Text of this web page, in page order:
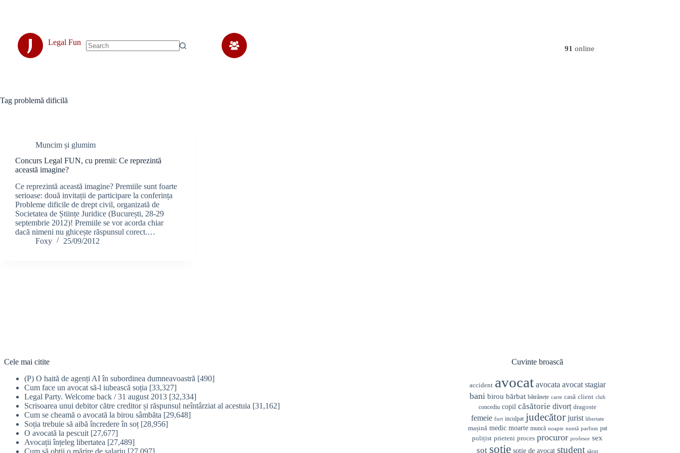
J
Legal Fun
91 online
Tag problemă dificilă
Muncim și glumim
Concurs Legal FUN, cu premii: Ce reprezintă
această imagine?
Ce reprezintă această imagine? Premiile sunt foarte
serioase: două invitații de participare la conferința
Probleme dificile de drept civil, organizată de
Societatea de Științe Juridice (București, 28-29
septembrie 2012)! Premiile se vor acorda chiar
dacă nimeni nu ghicește răspunsul corect.…
Foxy
25/09/2012
Cele mai citite
(P) O haită de agenți AI în subordinea dumneavoastră [490]
Cum face un avocat să-l iubească soția [33,327]
Legal Party. Welcome back / 31 august 2013 [32,334]
Scrisoarea unui debitor către creditor și răspunsul neîntârziat al acestuia [31,162]
Cum se cheamă o avocată la birou sâmbăta [29,648]
Soția trebuie să aibă încredere în soț [28,956]
O avocată la pescuit [27,677]
Avocații înțeleg libertatea [27,489]
Cum să obţii o mărire de salariu [27,097]
Cuvinte broască
accident avocat avocata avocat stagiar
bani birou bărbat bătrânețe carte casă client club
concediu copil căsătorie divorț dragoste
femeie furt inculpat judecător jurist libertate
mașină medic moarte muncă noapte nuntă parfum pat
polițist prieteni proces procuror profesor sex
soț soție soție de avocat student sărut